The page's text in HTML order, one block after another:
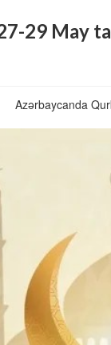
29 May
Azərbaycanda